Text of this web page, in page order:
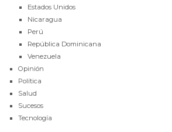
Estados Unidos
Nicaragua
Perú
República Dominicana
Venezuela
Opinión
Política
Salud
Sucesos
Tecnología